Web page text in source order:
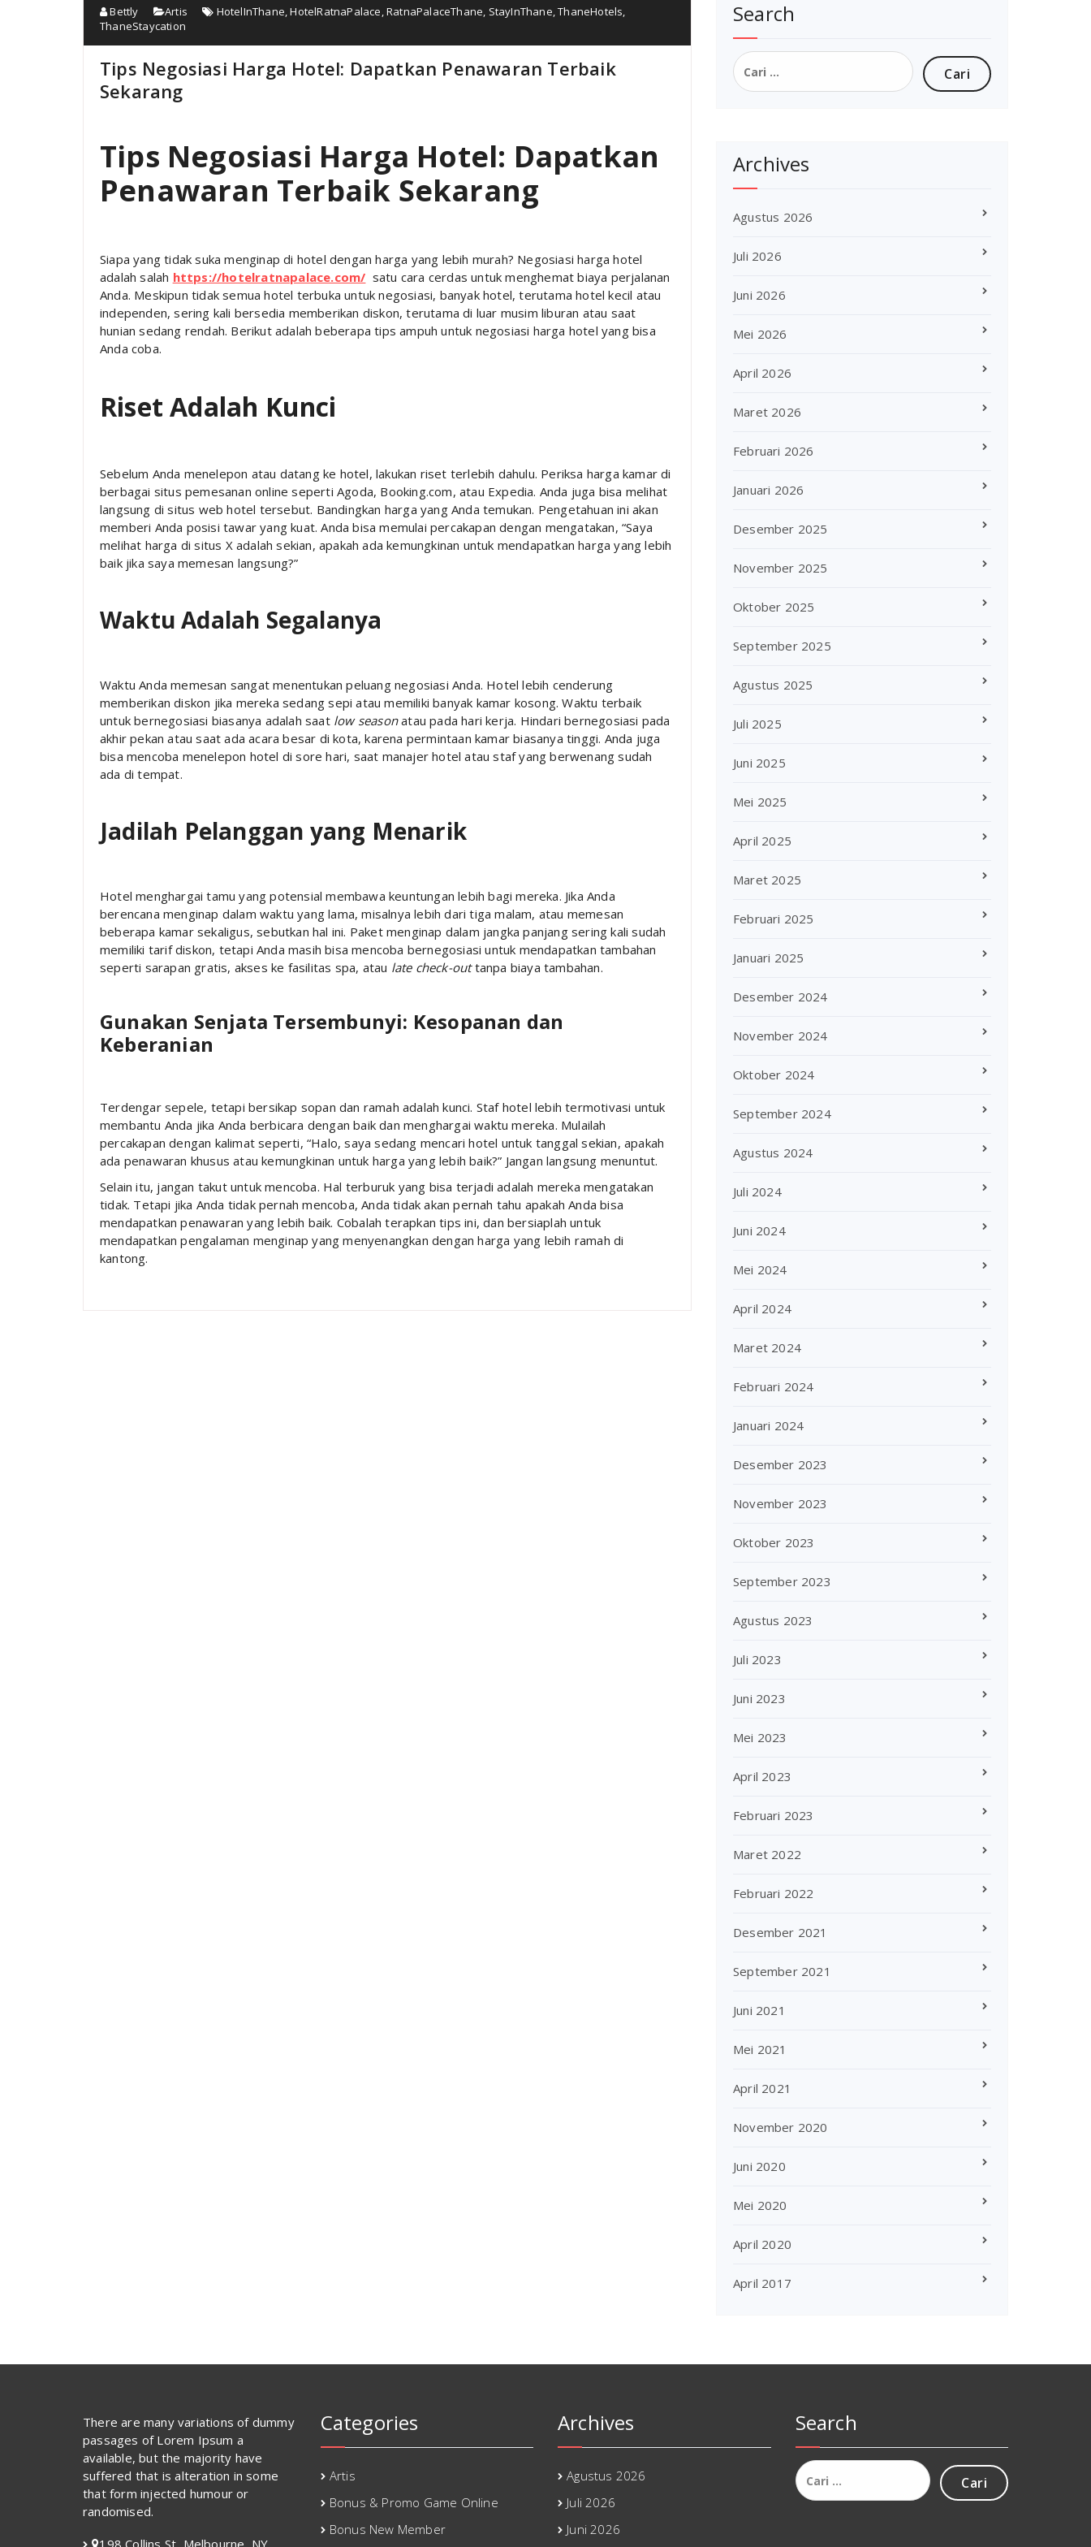
Bettly Artis HotelInThane,HotelRatnaPalace,RatnaPalaceThane, StayInThane,ThaneHotels,
ThaneStaycation
Tips Negosiasi Harga Hotel: Dapatkan Penawaran Terbaik
Sekarang
Tips Negosiasi Harga Hotel: Dapatkan
Penawaran Terbaik Sekarang
Siapa yang tidak suka menginap di hotel dengan harga yang lebih murah? Negosiasi harga hotel
adalah salah https://hotelratnapalace.com/ satu cara cerdas untuk menghemat biaya perjalanan
Anda. Meskipun tidak semua hotel terbuka untuk negosiasi, banyak hotel, terutama hotel kecil atau
independen, sering kali bersedia memberikan diskon, terutama di luar musim liburan atau saat
hunian sedang rendah. Berikut adalah beberapa tips ampuh untuk negosiasi harga hotel yang bisa
Anda coba.
Riset Adalah Kunci
Sebelum Anda menelepon atau datang ke hotel, lakukan riset terlebih dahulu. Periksa harga kamar di
berbagai situs pemesanan online seperti Agoda, Booking.com, atau Expedia. Anda juga bisa melihat
langsung di situs web hotel tersebut. Bandingkan harga yang Anda temukan. Pengetahuan ini akan
memberi Anda posisi tawar yang kuat. Anda bisa memulai percakapan dengan mengatakan, “Saya
melihat harga di situs X adalah sekian, apakah ada kemungkinan untuk mendapatkan harga yang lebih
baik jika saya memesan langsung?”
Waktu Adalah Segalanya
Waktu Anda memesan sangat menentukan peluang negosiasi Anda. Hotel lebih cenderung
memberikan diskon jika mereka sedang sepi atau memiliki banyak kamar kosong. Waktu terbaik
untuk bernegosiasi biasanya adalah saat low seasonatau pada hari kerja. Hindari bernegosiasi pada
akhir pekan atau saat ada acara besar di kota, karena permintaan kamar biasanya tinggi. Anda juga
bisa mencoba menelepon hotel di sore hari, saat manajer hotel atau staf yang berwenang sudah
ada di tempat.
Jadilah Pelanggan yang Menarik
Hotel menghargai tamu yang potensial membawa keuntungan lebih bagi mereka. Jika Anda
berencana menginap dalam waktu yang lama, misalnya lebih dari tiga malam, atau memesan
beberapa kamar sekaligus, sebutkan hal ini. Paket menginap dalam jangka panjang sering kali sudah
memiliki tarif diskon, tetapi Anda masih bisa mencoba bernegosiasi untuk mendapatkan tambahan
seperti sarapan gratis, akses ke fasilitas spa, atau late check-outtanpa biaya tambahan.
Gunakan Senjata Tersembunyi: Kesopanan dan
Keberanian
Terdengar sepele, tetapi bersikap sopan dan ramah adalah kunci. Staf hotel lebih termotivasi untuk
membantu Anda jika Anda berbicara dengan baik dan menghargai waktu mereka. Mulailah
percakapan dengan kalimat seperti, “Halo, saya sedang mencari hotel untuk tanggal sekian, apakah
ada penawaran khusus atau kemungkinan untuk harga yang lebih baik?” Jangan langsung menuntut.
Selain itu, jangan takut untuk mencoba. Hal terburuk yang bisa terjadi adalah mereka mengatakan
tidak. Tetapi jika Anda tidak pernah mencoba, Anda tidak akan pernah tahu apakah Anda bisa
mendapatkan penawaran yang lebih baik. Cobalah terapkan tips ini, dan bersiaplah untuk
mendapatkan pengalaman menginap yang menyenangkan dengan harga yang lebih ramah di
kantong.
Search
Cari
untuk:
Archives
Agustus 2026
Juli 2026
Juni 2026
Mei 2026
April 2026
Maret 2026
Februari 2026
Januari 2026
Desember 2025
November 2025
Oktober 2025
September 2025
Agustus 2025
Juli 2025
Juni 2025
Mei 2025
April 2025
Maret 2025
Februari 2025
Januari 2025
Desember 2024
November 2024
Oktober 2024
September 2024
Agustus 2024
Juli 2024
Juni 2024
Mei 2024
April 2024
Maret 2024
Februari 2024
Januari 2024
Desember 2023
November 2023
Oktober 2023
September 2023
Agustus 2023
Juli 2023
Juni 2023
Mei 2023
April 2023
Februari 2023
Maret 2022
Februari 2022
Desember 2021
September 2021
Juni 2021
Mei 2021
April 2021
November 2020
Juni 2020
Mei 2020
April 2020
April 2017
There are many variations of dummy
passages of Lorem Ipsum a
available, but the majority have
suffered that is alteration in some
that form injected humour or
randomised.
198 Collins St, Melbourne, NY
Categories
Artis
Bonus & Promo Game Online
Bonus New Member
Archives
Agustus 2026
Juli 2026
Juni 2026
Search
Cari
untuk: